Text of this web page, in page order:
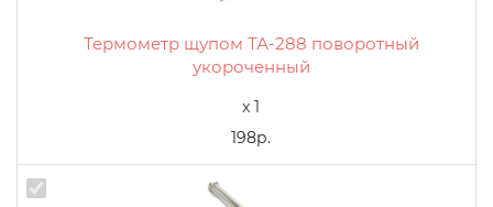
Термометр щупом ТА-288 поворотный
укороченный
x 1
198р.